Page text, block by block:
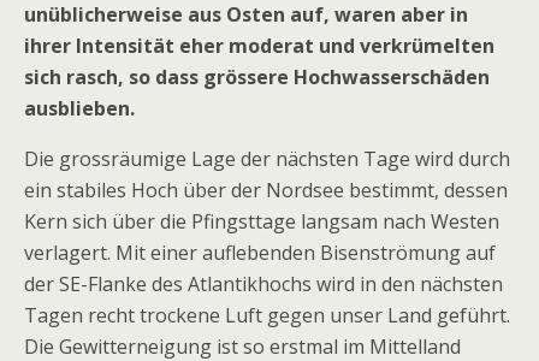
unüblicherweise aus Osten auf, waren aber in
ihrer Intensität eher moderat und verkrümelten
sich rasch, so dass grössere Hochwasserschäden
ausblieben.
Die grossräumige Lage der nächsten Tage wird durch
ein stabiles Hoch über der Nordsee bestimmt, dessen
Kern sich über die Pfingsttage langsam nach Westen
verlagert. Mit einer auflebenden Bisenströmung auf
der SE-Flanke des Atlantikhochs wird in den nächsten
Tagen recht trockene Luft gegen unser Land geführt.
Die Gewitterneigung ist so erstmal im Mittelland